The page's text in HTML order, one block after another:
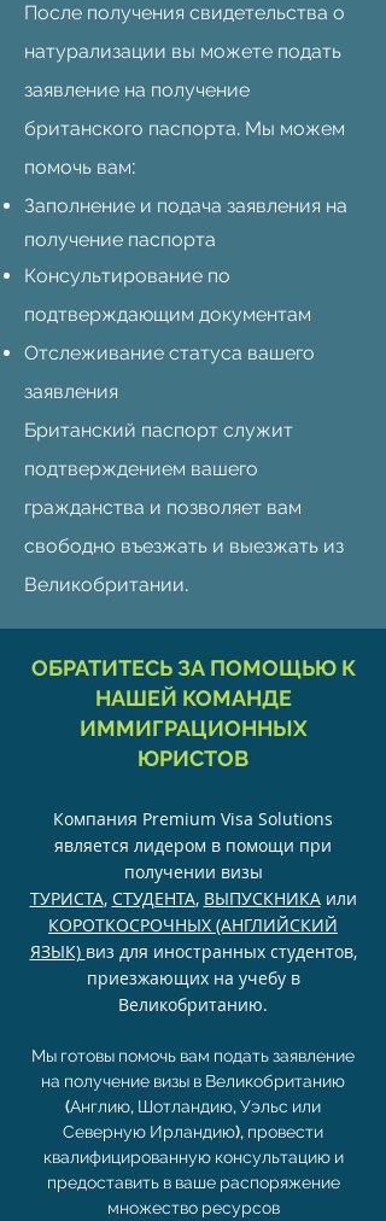
После получения свидетельства о
натурализации вы можете подать
заявление на получение
британского паспорта. Мы можем
помочь вам:
Заполнение и подача заявления на
получение паспорта
Консультирование по
подтверждающим документам
Отслеживание статуса вашего
заявления
Британский паспорт служит
подтверждением вашего
гражданства и позволяет вам
свободно въезжать и выезжать из
Великобритании.
ОБРАТИТЕСЬ ЗА ПОМОЩЬЮ К
НАШЕЙ КОМАНДЕ
ИММИГРАЦИОННЫХ
ЮРИСТОВ
Компания Premium Visa Solutions
является лидером в помощи при
получении визы
ТУРИСТА, СТУДЕНТА, ВЫПУСКНИКАили
КОРОТКОСРОЧНЫХ (АНГЛИЙСКИЙ
ЯЗЫК) виз для иностранных студентов,
приезжающих на учебу в
Великобританию.
Мы готовы помочь вам подать заявление
на получение визы в Великобританию
(Англию, Шотландию, Уэльс или
Северную Ирландию), провести
квалифицированную консультацию и
предоставить в ваше распоряжение
множество ресурсов